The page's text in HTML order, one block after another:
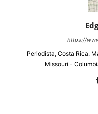
https://
Periodista, Costa Rica.
Missouri -